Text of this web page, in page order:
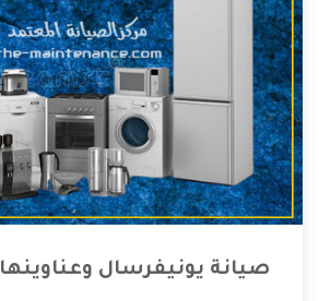
صيانة يونيفرسال وعناوينها